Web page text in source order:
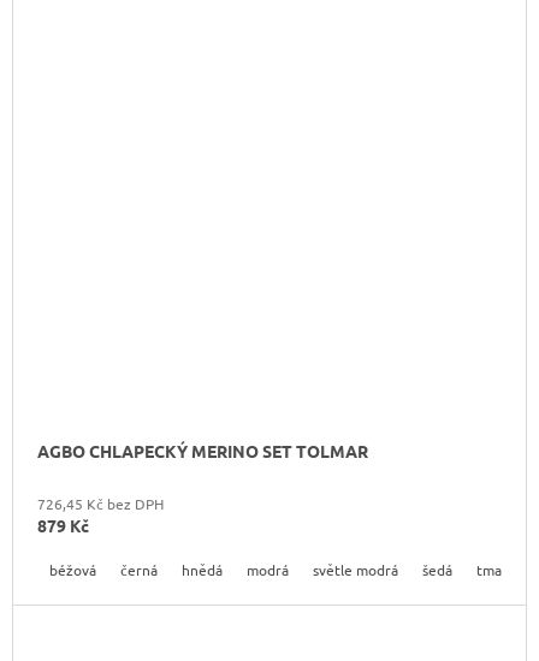
AGBO CHLAPECKÝ MERINO SET TOLMAR
726,45 Kč bez DPH
879 Kč
béžová černá hnědá modrá světle modrá šedá tmavě